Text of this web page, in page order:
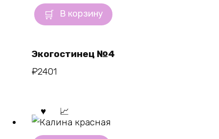
В корзину
Экогостинец №4
₽2401